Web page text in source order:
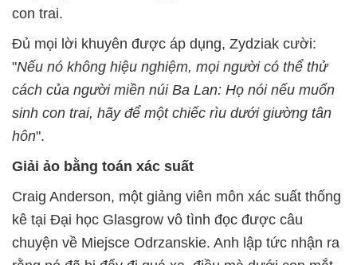
con trai.
Đủ mọi lời khuyên được áp dụng, Zydziak cười:
"Nếu nó không hiệu nghiệm, mọi người có thể thử
cách của người miền núi Ba Lan: Họ nói nếu muốn
sinh con trai, hãy để một chiếc rìu dưới giường tân
hôn".
Giải ảo bằng toán xác suất
Craig Anderson, một giảng viên môn xác suất thống
kê tại Đại học Glasgrow vô tình đọc được câu
chuyện về Miejsce Odrzanskie. Anh lập tức nhận ra